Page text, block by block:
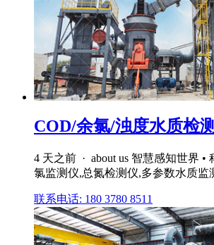
COD/余氯/浊度水质检
4 天之前 · about us 智慧感知世界
氯监测仪,总氮检测仪,多参数水质
联系电话: 180 3780 8511